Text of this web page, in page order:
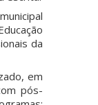
da
em
pós-